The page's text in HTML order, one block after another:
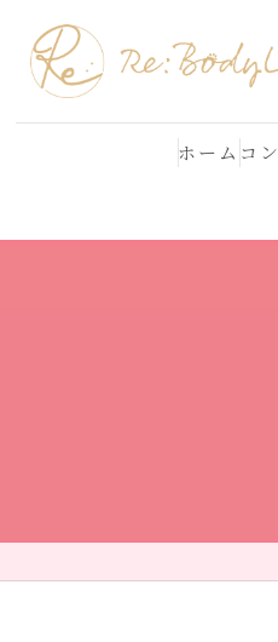
ホーム コ